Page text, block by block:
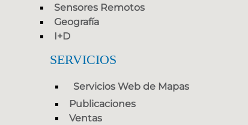
Sensores Remotos
Geografía
I+D
SERVICIOS
Servicios Web de Mapas
Publicaciones
Ventas